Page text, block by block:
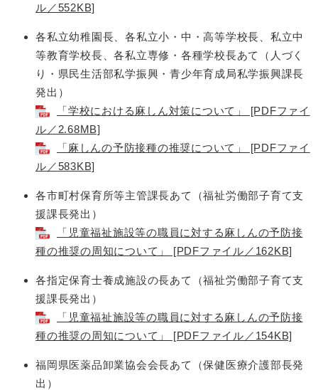
ル／552KB]
各私立幼稚園長、各私立小・中・高等学校長、私立中
等教育学校長、各私立専修・各種学校長あて（人づく
り・県民生活部私学振興・青少年育成局私学振興課長
発出）
「学校における麻しん対策について」 [PDFファイ
ル／2.68MB]
「麻しんの予防接種の推奨について」 [PDFファイ
ル／583KB]
各市町村保育所等主管課長あて（福祉労働部子育て支
援課長発出）
「児童福祉施設等の職員に対する麻しんの予防接
種の推奨の周知について」 [PDFファイル／162KB]
各指定保育士養成施設の長あて（福祉労働部子育て支
援課長発出）
「児童福祉施設等の職員に対する麻しんの予防接
種の推奨の周知について」 [PDFファイル／154KB]
福岡県医薬品卸業協会会長あて（保健医療介護部長発
出）